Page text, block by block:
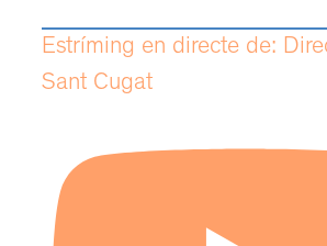
Estríming en directe de:
Sant Cugat